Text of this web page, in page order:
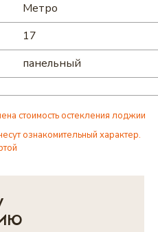
Метро
17
панельный
стоимость остекления лоджии
ознакомительный характер.